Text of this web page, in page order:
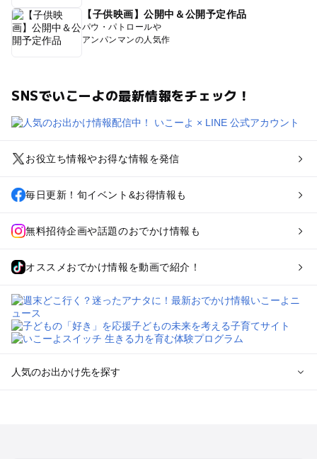
【子供映画】公開中＆公開予定作品
パウ・パトロールや
アンパンマンの人気作
SNSでいこーよの最新情報をチェック！
お役立ち情報やお得な情報を発信
毎日更新！旬イベント&お得情報も
無料招待企画や話題のおでかけ情報も
オススメおでかけ情報を動画で紹介！
人気のお出かけ先を探す